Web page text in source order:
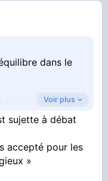
dans le
que de
Voir plus
sujette à débat
accepté pour les
»